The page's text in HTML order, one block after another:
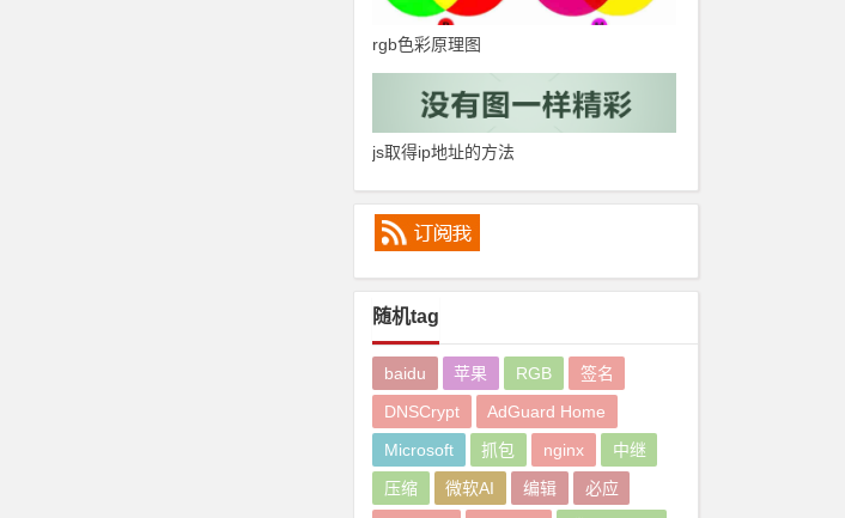
rgb色彩原理图
js取得ip地址的方法
随机tag
baidu 苹果 RGB
签名
DNSCrypt
AdGuard Home
Microsoft
抓包 nginx
中继
压缩
微软AI 编辑
必应